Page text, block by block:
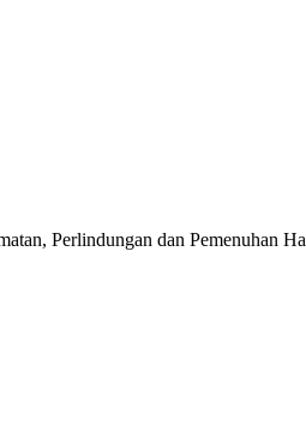
Perlindungan dan Pemenuhan